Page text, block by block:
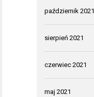
październik 2021
sierpień 2021
czerwiec 2021
maj 2021